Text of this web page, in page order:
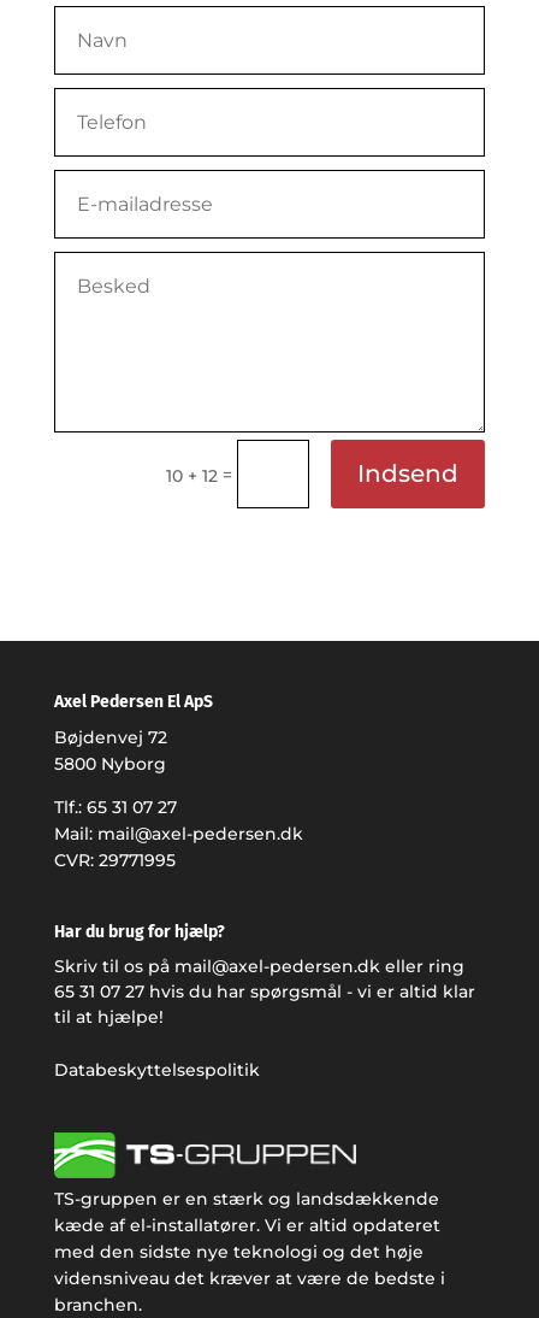
10 + 12 = Indsend
Axel Pedersen El ApS
Bøjdenvej 72
5800 Nyborg
Tlf.: 65 31 07 27
Mail: mail@axel-pedersen.dk
CVR: 29771995
Har du brug for hjælp?
Skriv til os på mail@axel-pedersen.dk eller ring
65 31 07 27hvis du har spørgsmål - vi er altid klar
til at hjælpe!
Databeskyttelsespolitik
TS-gruppen er en stærk og landsdækkende
kæde af el-installatører. Vi er altid opdateret
med den sidste nye teknologi og det høje
vidensniveau det kræver at være de bedste i
branchen.